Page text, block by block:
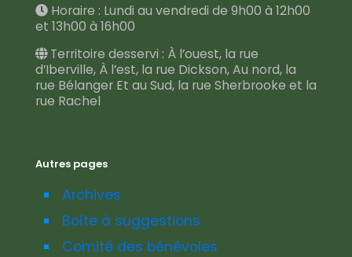
Horaire : Lundi au vendredi de 9h00 à 12h00
et 13h00 à 16h00
Territoire desservi : À l’ouest, la rue
d’Iberville, À l’est, la rue Dickson, Au nord, la
rue Bélanger Et au Sud, la rue Sherbrooke et la
rue Rachel
Autres pages
Archives
Boîte à suggestions
Comité des bénévoles